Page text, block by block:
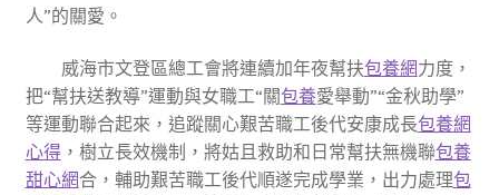
人”的關愛。
威海市文登區總工會將連續加年夜幫扶包養網力度，
把“幫扶送教導”運動與女職工“關包養愛舉動”“金秋助學”
等運動聯合起來，追蹤關心艱苦職工後代安康成長包養網
心得，樹立長效機制，將姑且救助和日常幫扶無機聯包養
甜心網合，輔助艱苦職工後代順遂完成學業，出力處理包